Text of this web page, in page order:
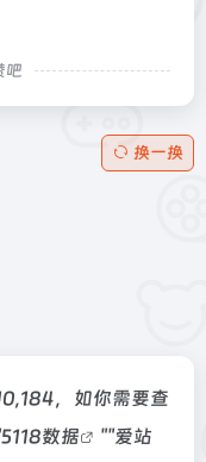
吧
换一换
，如你需要查
5118数据 ""爱站